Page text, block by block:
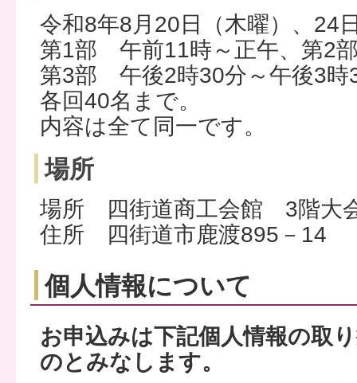
令和8年8月20日（木曜）、24
第1部 午前11時～正午、第2
第3部 午後2時30分～午後3時
各回40名まで。
内容は全て同一です。
場所
場所 四街道商工会館 3階大
住所 四街道市鹿渡895－14
個人情報について
お申込みは下記個人情報の取
のとみなします。